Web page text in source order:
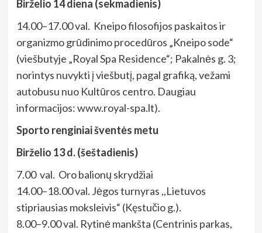
Birželio 14 diena (sekmadienis)
14.00–17.00 val. Kneipo filosofijos paskaitos ir
organizmo grūdinimo procedūros „Kneipo sode“
(viešbutyje „Royal Spa Residence“; Pakalnės g. 3;
norintys nuvykti į viešbutį, pagal grafiką, vežami
autobusu nuo Kultūros centro. Daugiau
informacijos: www.royal-spa.lt).
Sporto renginiai šventės metu
Birželio 13 d. (šeštadienis)
7.00 val. Oro balionų skrydžiai
14.00–18.00 val. Jėgos turnyras ,,Lietuvos
stipriausias moksleivis“ (Kęstučio g.).
8.00–9.00 val. Rytinė mankšta (Centrinis parkas,